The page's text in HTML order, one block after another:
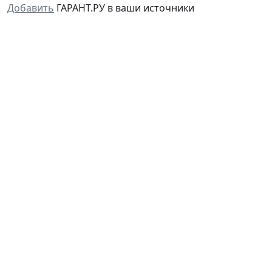
Добавить ГАРАНТ.РУ в ваши источники